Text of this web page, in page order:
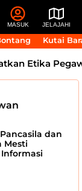
MASUK JELAJAHI
Kutai
Etika
dan
Mesti